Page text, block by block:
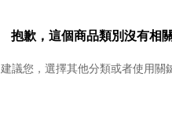
抱歉，這個商品類別沒有相
建議您，選擇其他分類或者使用關